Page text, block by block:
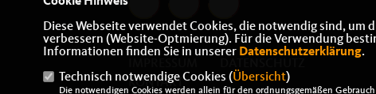
KONTAKT
Diese Webseite verwendet Cookies, die notwendig sind,
verbessern (Website-Optmierung). Für die Verwendung
Informationen finden Sie in unserer Datenschutzerklärung.
Technisch notwendige Cookies (Übersicht)
Die notwendigen Cookies werden allein für den ordnungsgemäßen